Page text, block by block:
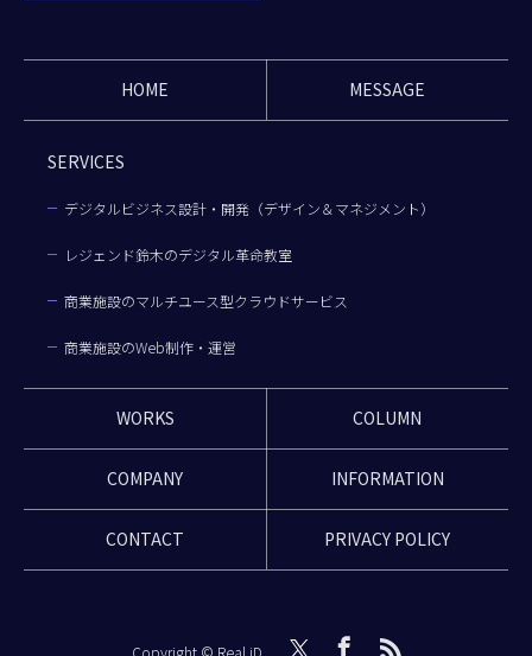
HOME MESSAGE
SERVICES
デジタルビジネス設計・開発（デザイン＆マネジメント）
レジェンド鈴木のデジタル革命教室
商業施設のマルチユース型クラウドサービス
商業施設のWeb制作・運営
WORKS COLUMN
COMPANY INFORMATION
CONTACT PRIVACY POLICY
Copyright © Real iD